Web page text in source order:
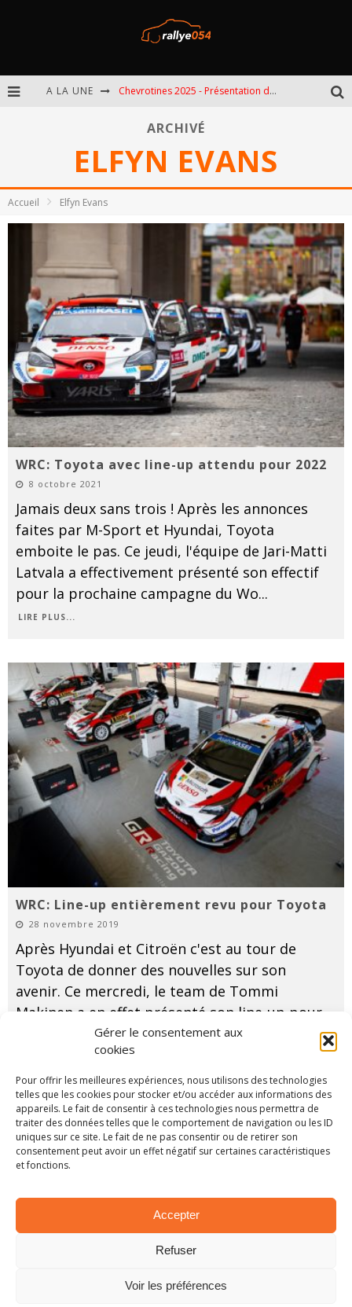
Gérer le consentement aux
cookies
Pour offrir les meilleures expériences, nous utilisons des technologies
telles que les cookies pour stocker et/ou accéder aux informations des
appareils. Le fait de consentir à ces technologies nous permettra de
traiter des données telles que le comportement de navigation ou les ID
uniques sur ce site. Le fait de ne pas consentir ou de retirer son
consentement peut avoir un effet négatif sur certaines caractéristiques
et fonctions.
Accepter
Refuser
Voir les préférences
A LA UNE Chevrotines 2025 - Présentation de l'épreuve
Omloop 2025 - Présentation de l'épreuve
Spa 2025 - Présentation de l'épreuve
ARCHIVÉ
ELFYN EVANS
Accueil Elfyn Evans
WRC: Toyota avec line-up attendu pour 2022
8 octobre 2021
Jamais deux sans trois ! Après les annonces
faites par M-Sport et Hyundai, Toyota
emboite le pas. Ce jeudi, l'équipe de Jari-Matti
Latvala a effectivement présenté son effectif
pour la prochaine campagne du Wo...
LIRE PLUS...
WRC: Line-up entièrement revu pour Toyota
28 novembre 2019
Après Hyundai et Citroën c'est au tour de
Toyota de donner des nouvelles sur son
avenir. Ce mercredi, le team de Tommi
Makinen a en effet présenté son line-up pour
la saison à venir. Un line-up totalement revu
...
PROCHAIN RALLYE